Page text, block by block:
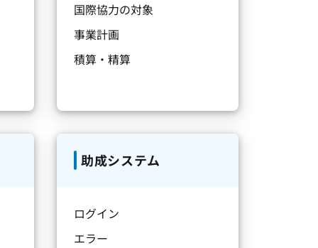
国際協力の対象
事業計画
積算・精算
助成システム
ログイン
エラー